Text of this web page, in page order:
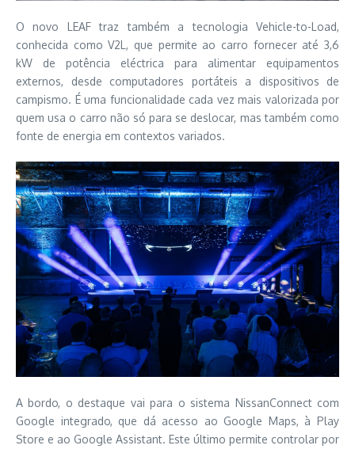
O novo LEAF traz também a tecnologia Vehicle-to-Load,
conhecida como V2L, que permite ao carro fornecer até 3,6
kW de potência eléctrica para alimentar equipamentos
externos, desde computadores portáteis a dispositivos de
campismo. É uma funcionalidade cada vez mais valorizada por
quem usa o carro não só para se deslocar, mas também como
fonte de energia em contextos variados.
A bordo, o destaque vai para o sistema NissanConnect com
Google integrado, que dá acesso ao Google Maps, à Play
Store e ao Google Assistant. Este último permite controlar por